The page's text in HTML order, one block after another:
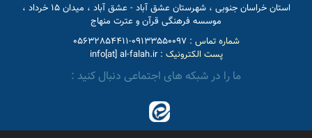
استان خراسان جنوبی ، شهرستان عشق آباد - عشق آباد ، میدان 15 خرداد ،
موسسه فرهنگی قرآن و عترت منهاج
شماره تماس :09133550097-05632854411
پست الکترونیک :info[at] al-falah.ir
ما را در شبکه های اجتماعی دنبال کنید :